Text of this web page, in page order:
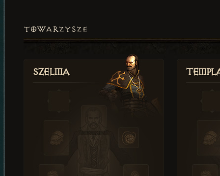
TOWARZYSZE
Szelma